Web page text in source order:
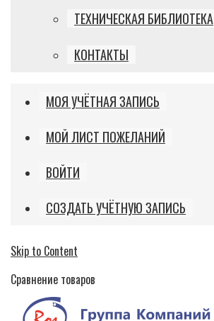
ТЕХНИЧЕСКАЯ БИБЛИОТЕКА
КОНТАКТЫ
МОЯ УЧЁТНАЯ ЗАПИСЬ
МОЙ ЛИСТ ПОЖЕЛАНИЙ
ВОЙТИ
СОЗДАТЬ УЧЁТНУЮ ЗАПИСЬ
Skip to Content
Сравнение товаров